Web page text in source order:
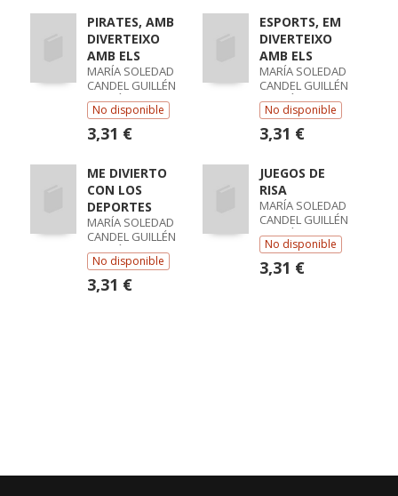
PIRATES, AMB
DIVERTEIXO
AMB ELS
MARÍA SOLEDAD
CANDEL GUILLÉN
/ MARÍA TRINIDAD
LÓPEZ
FERNÁNDEZ /
MERCEDES GARÍN
No disponible
3,31 €
ESPORTS, EM
DIVERTEIXO
AMB ELS
MARÍA SOLEDAD
CANDEL GUILLÉN
/ MARÍA TRINIDAD
LÓPEZ
FERNÁNDEZ /
MERCEDES GARÍN
No disponible
3,31 €
ME DIVIERTO
CON LOS
DEPORTES
MARÍA SOLEDAD
CANDEL GUILLÉN
/ MARÍA TRINIDAD
LÓPEZ
FERNÁNDEZ /
MERCEDES GARÍN
No disponible
3,31 €
JUEGOS DE
RISA
MARÍA SOLEDAD
CANDEL GUILLÉN
/ MARÍA TRINIDAD
LÓPEZ
FERNÁNDEZ /
MERCEDES GARÍN
No disponible
3,31 €